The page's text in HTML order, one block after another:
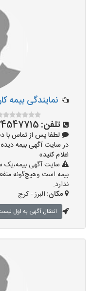
نمایندگی بیمه
تلفن:
لطفا پس از تماس با
اعلام کنید»
سایت آگهی
بیمه است وهیچ‌گونه
ندارد.
مکان: البرز - کرج
انتقال آگهی به اول